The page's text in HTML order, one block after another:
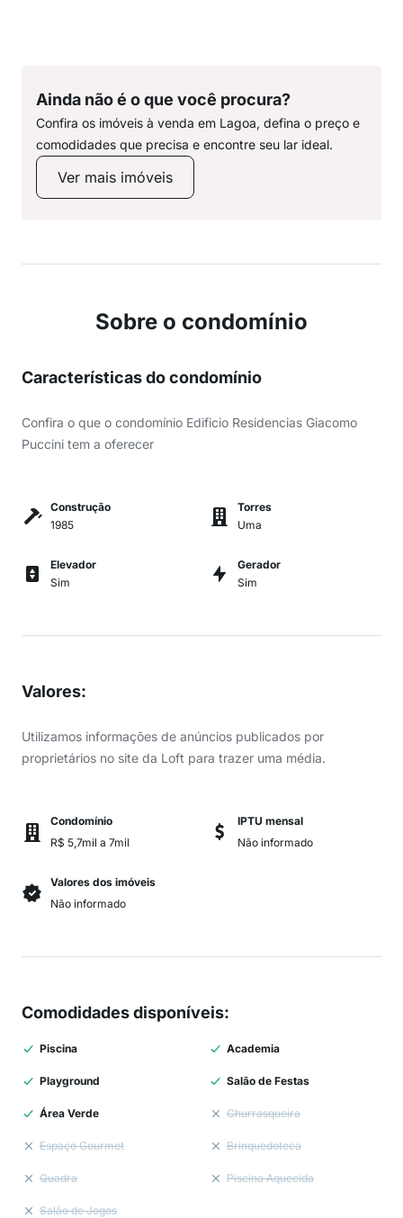
Ainda não é o que você procura?
Confira os imóveis à venda em Lagoa, defina o preço e
comodidades que precisa e encontre seu lar ideal.
Ver mais imóveis
Sobre o condomínio
Características do condomínio
Confira o que o condomínio Edificio Residencias Giacomo
Puccini tem a oferecer
Construção
1985
Torres
Uma
Elevador
Sim
Gerador
Sim
Valores:
Utilizamos informações de anúncios publicados por
proprietários no site da Loft para trazer uma média.
Condomínio
R$ 5,7mil a 7mil
IPTU mensal
Não informado
Valores dos imóveis
Não informado
Comodidades disponíveis:
Piscina Academia
Playground Salão de Festas
Área Verde Churrasqueira
Espaço Gourmet Brinquedoteca
Quadra Piscina Aquecida
Salão de Jogos